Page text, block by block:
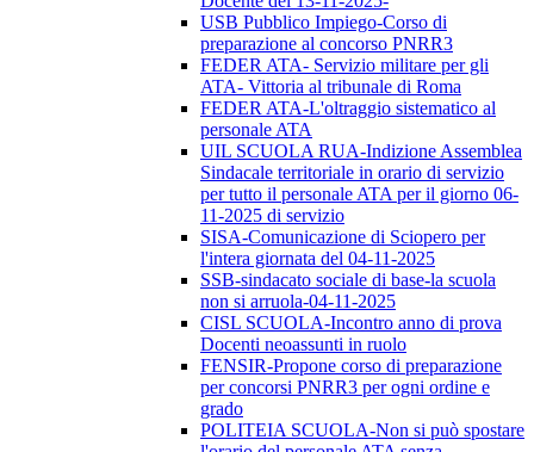
USB Pubblico Impiego-Corso di
preparazione al concorso PNRR3
FEDER ATA- Servizio militare per gli
ATA- Vittoria al tribunale di Roma
FEDER ATA-L'oltraggio sistematico al
personale ATA
UIL SCUOLA RUA-Indizione Assemblea
Sindacale territoriale in orario di servizio
per tutto il personale ATA per il giorno 06-
11-2025 di servizio
SISA-Comunicazione di Sciopero per
l'intera giornata del 04-11-2025
SSB-sindacato sociale di base-la scuola
non si arruola-04-11-2025
CISL SCUOLA-Incontro anno di prova
Docenti neoassunti in ruolo
FENSIR-Propone corso di preparazione
per concorsi PNRR3 per ogni ordine e
grado
POLITEIA SCUOLA-Non si può spostare